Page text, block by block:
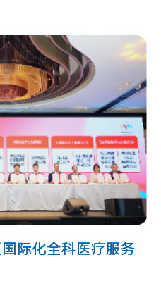
际化全科医疗服务